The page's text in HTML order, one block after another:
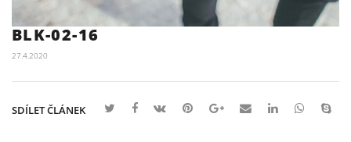
BLK-02-16
27.4.2020
SDÍLET ČLÁNEK